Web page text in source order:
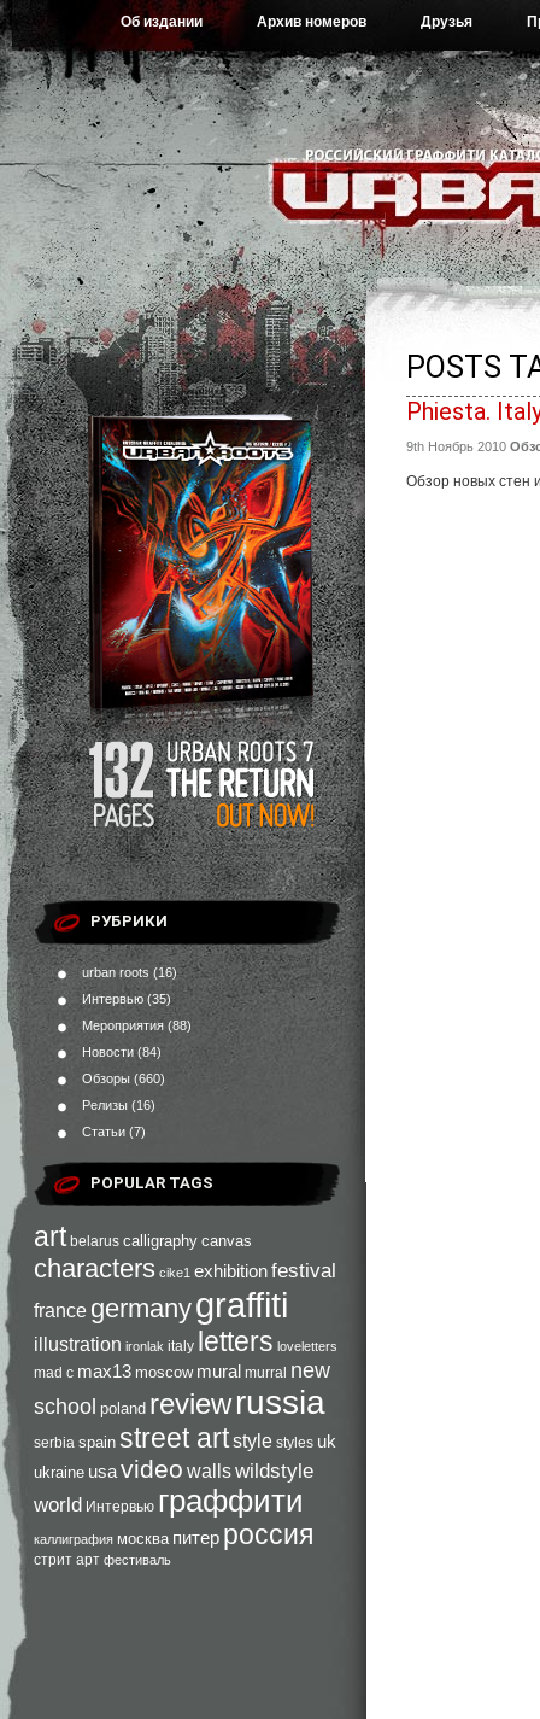
Об издании Архив номеров Друзья
РУБРИКИ
urban roots (16)
Интервью (35)
Мероприятия (88)
Новости (84)
Обзоры (660)
Релизы (16)
Статьи (7)
POPULAR TAGS
art belarus calligraphy canvas
characters cike1 exhibitionfestival
france germanygraffiti
illustration ironlak italy letters loveletters
mad c max13 moscow mural murral new
school poland reviewrussia
serbia spain street artstyle styles uk
ukraine usavideo wallswildstyle
world Интервью граффити
каллиграфия москва питер россия
стрит арт фестиваль
POSTS
Phiesta.
9th Ноябрь 2010
Обзор новых стен